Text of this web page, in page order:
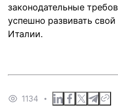
законодательные
успешно развивать свой
Италии.
1134